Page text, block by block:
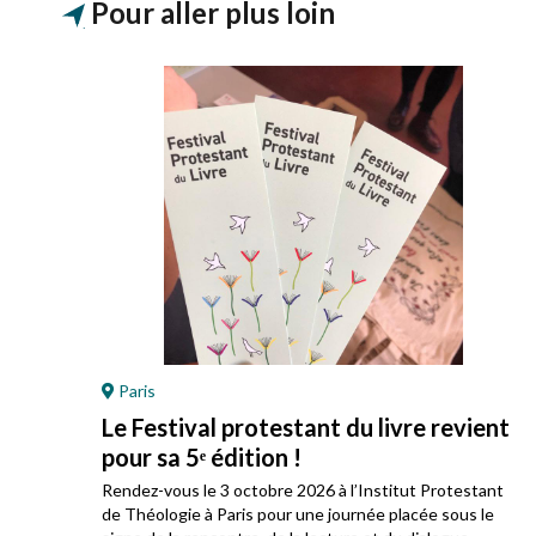
Pour aller plus loin
Paris
Le Festival protestant du livre revient
pour sa 5ᵉ édition !
Rendez-vous le 3 octobre 2026 à l’Institut Protestant
de Théologie à Paris pour une journée placée sous le